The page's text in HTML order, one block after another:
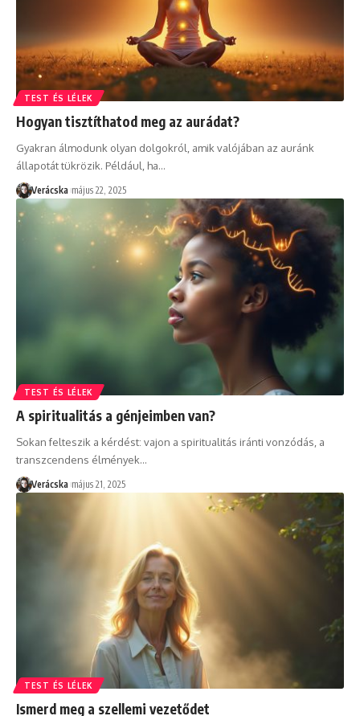
TEST ÉS LÉLEK
Hogyan tisztíthatod meg az aurádat?
Gyakran álmodunk olyan dolgokról, amik valójában az auránk
állapotát tükrözik. Például, ha…
Verácska május 22, 2025
TEST ÉS LÉLEK
A spiritualitás a génjeimben van?
Sokan felteszik a kérdést: vajon a spiritualitás iránti vonzódás, a
transzcendens élmények…
Verácska május 21, 2025
TEST ÉS LÉLEK
Ismerd meg a szellemi vezetődet